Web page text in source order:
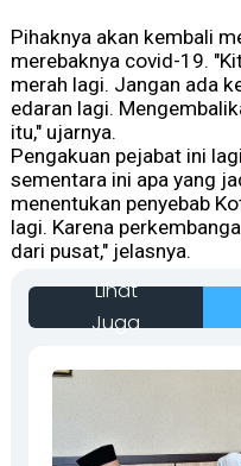
Pihaknya akan kembali
merebaknya covid-19.
merah lagi. Jangan ada
edaran lagi.
itu,"ujarnya.
Pengakuan pejabat ini
sementara ini apa yang
menentukan penyebab
lagi. Karena
dari pusat,"jelasnya.
Lihat
Juga